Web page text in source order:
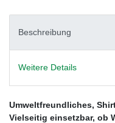
Beschreibung
Weitere Details
Umweltfreundliches,
Vielseitig einsetzbar, ob